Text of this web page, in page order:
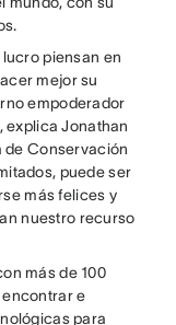
piensan en
mejor su
empoderador
explica Jonathan
de Conservación
puede ser
más felices y
nuestro recurso
más de 100
e
para